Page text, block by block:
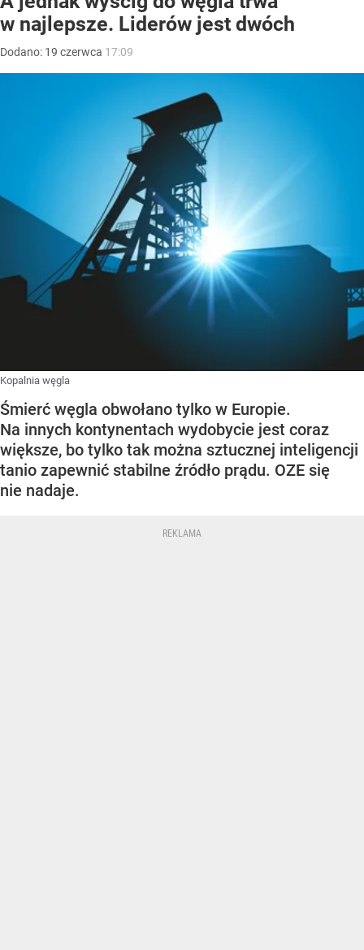
w najlepsze. Liderów jest dwóch
Dodano: 19 czerwca 17:09
Kopalnia węgla
Śmierć węgla obwołano tylko w Europie.
Na innych kontynentach wydobycie jest coraz
większe, bo tylko tak można sztucznej inteligencji
tanio zapewnić stabilne źródło prądu. OZE się
nie nadaje.